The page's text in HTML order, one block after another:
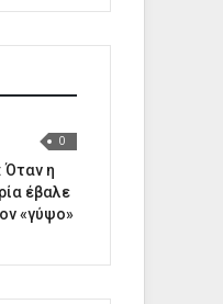
0
Όταν η
έβαλε
«γύψο»